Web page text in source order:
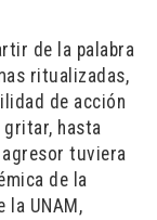
de la palabra
ritualizadas,
de acción
gritar, hasta
tuviera
de la
la UNAM,